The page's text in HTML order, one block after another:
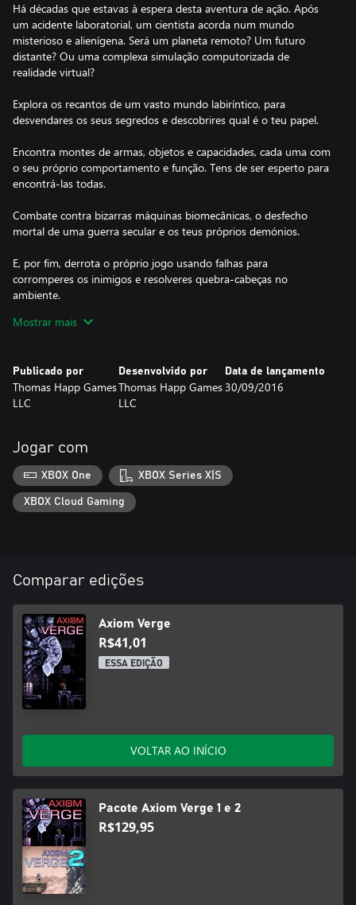
Há décadas que estavas à espera desta aventura de ação. Após
um acidente laboratorial, um cientista acorda num mundo
misterioso e alienígena. Será um planeta remoto? Um futuro
distante? Ou uma complexa simulação computorizada de
realidade virtual?
Explora os recantos de um vasto mundo labiríntico, para
desvendares os seus segredos e descobrires qual é o teu papel.
Encontra montes de armas, objetos e capacidades, cada uma com
o seu próprio comportamento e função. Tens de ser esperto para
encontrá-las todas.
Combate contra bizarras máquinas biomecânicas, o desfecho
mortal de uma guerra secular e os teus próprios demónios.
E, por fim, derrota o próprio jogo usando falhas para
corromperes os inimigos e resolveres quebra-cabeças no
ambiente.
Vida. Morte. Realidade. Virtual. Sonho. Pesadelo. É uma linha
É Axiom Verge.
Mostrar mais
Publicado por
Thomas Happ Games
LLC
Desenvolvido por
Thomas Happ Games
LLC
Data de lançamento
30/09/2016
Jogar com
XBOX One XBOX Series X|S
XBOX Cloud Gaming
Comparar edições
Axiom Verge
R$41,01
ESSA EDIÇÃO
VOLTAR AO INÍCIO
Pacote Axiom Verge 1 e 2
R$129,95